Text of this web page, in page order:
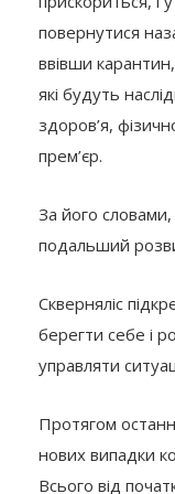
повернутися
ввівши
які будуть
здоров’я,
прем’єр.
За його
подальший
Скверняліс
берегти себе і
управляти
Протягом
нових випадки
Всього від